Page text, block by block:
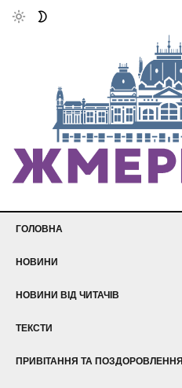
ГОЛОВНА
НОВИНИ
НОВИНИ ВІД ЧИТАЧІВ
ТЕКСТИ
ПРИВІТАННЯ ТА ПОЗДОРОВЛЕННЯ